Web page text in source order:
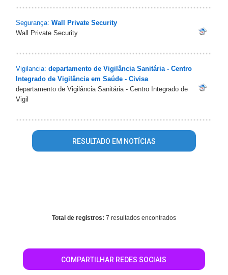
Segurança: Wall Private Security
Wall Private Security
Vigilancia: departamento de Vigilância Sanitária - Centro
Integrado de Vigilância em Saúde - Civisa
departamento de Vigilância Sanitária - Centro Integrado de
Vigil
RESULTADO EM NOTÍCIAS
Total de registros: 7 resultados encontrados
COMPARTILHAR REDES SOCIAIS